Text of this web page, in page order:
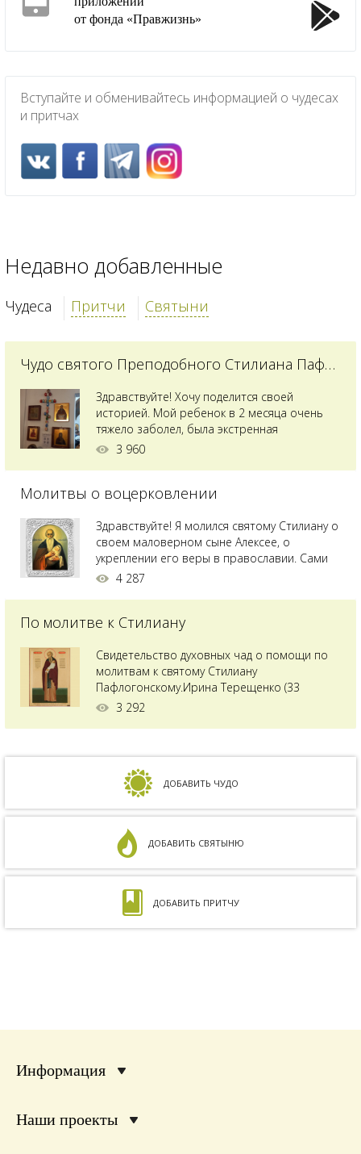
от фонда «Правжизнь»
Вступайте и обменивайтесь информацией о чудесах
и притчах
Недавно добавленные
Чудеса Притчи Святыни
Чудо святого Преподобного Стилиана Пафлагонского
Здравствуйте! Хочу поделится своей
историей. Мой ребенок в 2 месяца очень
тяжело заболел, была экстренная
сложнейшая операция, состояние после
святого Владимира я увидела незнакомую
позже прочитав про него, узнала про
Преподобного...
3 960
Молитвы о воцерковлении
Здравствуйте! Я молился святому Стилиану о
своем маловерном сыне Алексее, о
укреплении его веры в православии. Сами
мы с супругой воцерковлены. Через год
вершину. Приложились к множеству святынь
4 287
По молитве к Стилиану
Свидетельство духовных чад о помощи по
молитвам к святому Стилиану
Пафлогонскому.Ирина Терещенко (33
года):Мы с мужем долгое время пытались
на совместимость показал, что мы с мужем
несовместимы. Кроме того, мне ставили...
3 292
ДОБАВИТЬ ЧУДО
ДОБАВИТЬ СВЯТЫНЮ
ДОБАВИТЬ ПРИТЧУ
Информация
Наши проекты